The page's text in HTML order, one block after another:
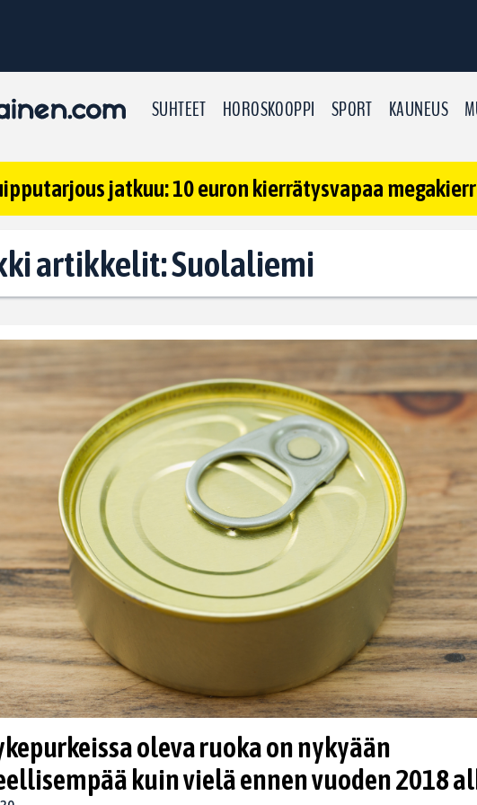
SUHTEET HOROSKOOPPI SPORT KAUNEUS
jatkuu: 10 euron kierrätysvapaa
artikkelit: Suolaliemi
oleva ruoka on nykyään
kuin vielä ennen vuoden 2018